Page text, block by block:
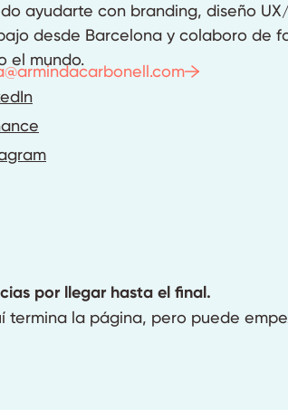
ayudarte con branding, diseño
desde Barcelona y colaboro de
el mundo.
por llegar hasta el final.
termina la página, pero puede